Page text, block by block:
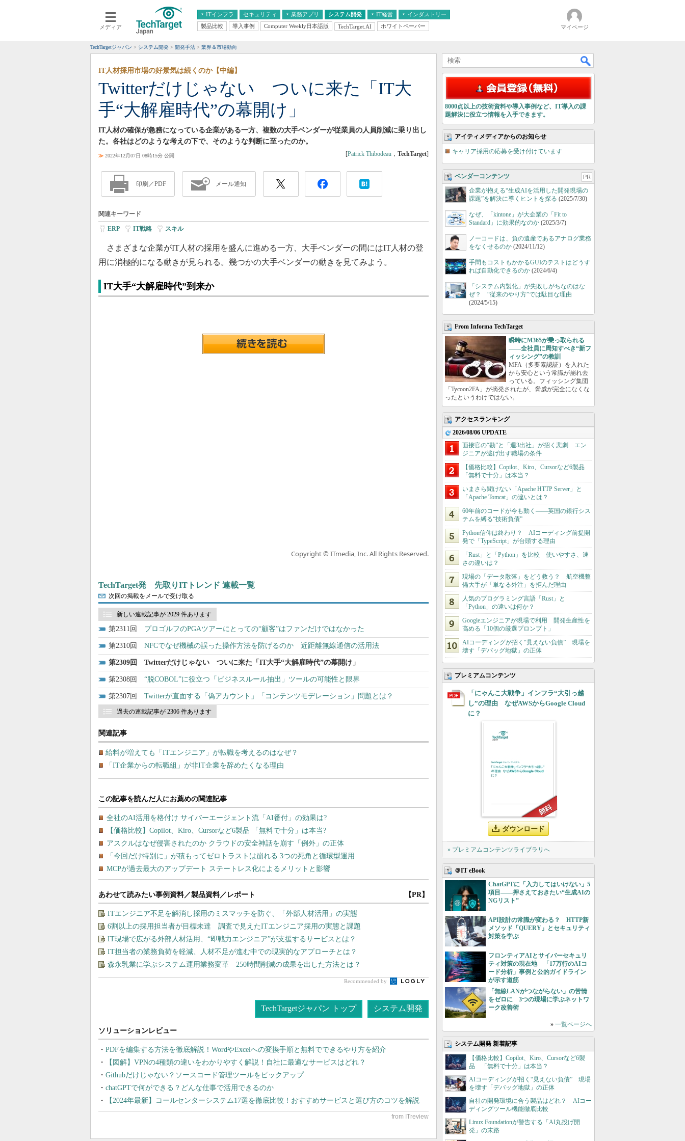
メディア
ITインフラ
クラウド
スマートモバイル
ネットワーク
システム運用管理
セキュリティ 業務アプリ
エンタープライズAI
ERP
CX
情報系システム
システム開発 IT経営
経営とIT
インダストリー
医療IT
製品比較 導入事例 Computer Weekly日本語版 TechTarget.AI ホワイトペーパー マイページ
TechTargetジャパン システム開発 開発手法 業界＆市場動向
Twitterだけじゃない ついに来た「IT大
手“大解雇時代”の幕開け」
IT人材採用市場の好景気は続くのか【中編】
IT人材の確保が急務になっている企業がある一方、複数の大手ベンダーが従業員の人員削減に乗り出し
た。各社はどのような考えの下で、そのような判断に至ったのか。
≫ 2022年12月07日 08時15分 公開 [Patrick Thibodeau ， TechTarget]
印刷／PDF メール通知
関連キーワード
ERP IT戦略 スキル
さまざまな企業がIT人材の採用を盛んに進める一方、大手ベンダーの間にはIT人材の登
用に消極的になる動きが見られる。幾つかの大手ベンダーの動きを見てみよう。
IT大手“大解雇時代”到来か
Copyright © ITmedia, Inc. All Rights Reserved.
TechTarget発 先取りITトレンド 連載一覧
次回の掲載をメールで受け取る
新しい連載記事が 2029 件あります
2311 プロゴルフのPGAツアーにとっての“顧客”はファンだけではなかった
2310 NFCでなぜ機械の誤った操作方法を防げるのか 近距離無線通信の活用法
2309 Twitterだけじゃない ついに来た「IT大手“大解雇時代”の幕開け」
2308 “脱COBOL”に役立つ「ビジネスルール抽出」ツールの可能性と限界
2307 Twitterが直面する「偽アカウント」「コンテンツモデレーション」問題とは？
過去の連載記事が 2306 件あります
関連記事
給料が増えても「ITエンジニア」が転職を考えるのはなぜ？
「IT企業からの転職組」が非IT企業を辞めたくなる理由
あわせて読みたい事例資料／製品資料／レポート 【PR】
ITエンジニア不足を解消し採用のミスマッチを防ぐ、「外部人材活用」の実態
6割以上の採用担当者が目標未達 調査で見えたITエンジニア採用の実態と課題
IT現場で広がる外部人材活用、“即戦力エンジニア”が支援するサービスとは？
IT担当者の業務負荷を軽減、人材不足が進む中での現実的なアプローチとは？
森永乳業に学ぶシステム運用業務変革 250時間削減の成果を出した方法とは？
Recommended by
TechTargetジャパン トップ システム開発
PDFを編集する方法を徹底解説！WordやExcelへの変換手順と無料でできるやり方を紹介
【図解】VPNの4種類の違いをわかりやすく解説！自社に最適なサービスはどれ？
Githubだけじゃない？ソースコード管理ツールをピックアップ
chatGPTで何ができる？どんな仕事で活用できるのか
【2024年最新】コールセンターシステム17選を徹底比較！おすすめサービスと選び方のコツを解説
8000点以上の技術資料や導入事例など、IT導入の課
題解決に役立つ情報を入手できます。
アイティメディアからのお知らせ
キャリア採用の応募を受け付けています
ベンダーコンテンツ PR
企業が抱える“生成AIを活用した開発現場の
課題”を解決に導くヒントを探る (2025/7/30)
なぜ、「kintone」が大企業の「Fit to
Standard」に効果的なのか (2025/3/7)
ノーコードは、負の遺産であるアナログ業務
をなくせるのか (2024/11/12)
手間もコストもかかるGUIのテストはどうす
れば自動化できるのか (2024/6/4)
「システム内製化」が失敗しがちなのはな
ぜ？ “従来のやり方”では駄目な理由
(2024/5/15)
From Informa TechTarget
瞬時にM365が乗っ取られる
――全社員に周知すべき“新フ
ィッシング”の教訓
MFA（多要素認証）を入れた
から安心という常識が崩れ去
っている。フィッシング集団
「Tycoon2FA」が摘発されたが、脅威が完全になくな
ったというわけではない。
アクセスランキング
2026/08/06 UPDATE
面接官の“勘”と「週3出社」が招く悲劇 エン
ジニアが逃げ出す職場の条件
【価格比較】Copilot、Kiro、Cursorなど6製品
「無料で十分」は本当？
いまさら聞けない「Apache HTTP Server」と
「Apache Tomcat」の違いとは？
60年前のコードが今も動く――英国の銀行シス
テムを縛る“技術負債”
Python信仰は終わり？ AIコーディング前提開
発で「TypeScript」が台頭する理由
「Rust」と「Python」を比較 使いやすさ、速
さの違いは？
現場の「データ散落」をどう救う？ 航空機整
備大手が「単なる外注」を拒んだ理由
人気のプログラミング言語「Rust」と
「Python」の違いは何か？
Googleエンジニアが現場で利用 開発生産性を
高める「10個の厳選プロンプト」
AIコーディングが招く“見えない負債” 現場を
壊す「デバッグ地獄」の正体
プレミアムコンテンツ
「にゃんこ大戦争」インフラ“大引っ越
し”の理由 なぜAWSからGoogle Cloud
に？
ダウンロード
» プレミアムコンテンツライブラリへ
＠IT eBook
ChatGPTに「入力してはいけない」5
項目――押さえておきたい“生成AIの
NGリスト”
API設計の常識が変わる？ HTTP新
メソッド「QUERY」とセキュリティ
対策を学ぶ
フロンティアAIとサイバーセキュリ
ティ対策の現在地 「17万行のAIコ
ード分析」事例と公的ガイドライン
が示す道筋
「無線LANがつながらない」の苦情
をゼロに 3つの現場に学ぶネットワ
ーク改善術
» 一覧ページへ
システム開発 新着記事
【価格比較】Copilot、Kiro、Cursorなど6製
品 「無料で十分」は本当？
AIコーディングが招く“見えない負債” 現場
を壊す「デバッグ地獄」の正体
自社の開発環境に合う製品はどれ？ AIコー
ディングツール機能徹底比較
Linux Foundationが警告する「AI丸投げ開
発」の末路